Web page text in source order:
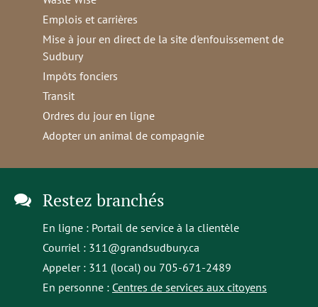
Emplois et carrières
Mise à jour en direct de la site d'enfouissement de
Sudbury
Impôts fonciers
Transit
Ordres du jour en ligne
Adopter un animal de compagnie
Restez branchés
En ligne : Portail de service à la clientèle
Courriel : 311@grandsudbury.ca
Appeler : 311 (local) ou 705-671-2489
En personne : Centres de services aux citoyens